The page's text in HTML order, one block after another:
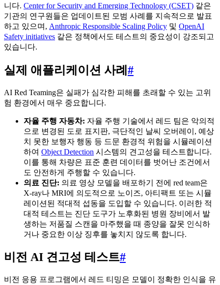
니다. Center for Security and Emerging Technology (CSET) 같은
기관의 연구원들은 업데이트된 모범 사례를 지속적으로 발표
하고 있으며, Anthropic Responsible Scaling Policy 및 OpenAI
Safety initiatives 같은 정책에서도 테스트의 중요성이 강조되고
있습니다.
실제 애플리케이션 사례 #
AI Red Teaming은 실패가 심각한 피해를 초래할 수 있는 고위
험 환경에서 매우 중요합니다.
자율 주행 자동차: 자율 주행 기술에서 레드 팀은 악의적
으로 변경된 도로 표지판, 극단적인 날씨 오버레이, 예상
치 못한 보행자 행동 등 드문 환경적 위험을 시뮬레이션
하여 Object Detection 시스템의 견고성을 테스트합니다.
이를 통해 차량은 표준 훈련 데이터를 벗어난 조건에서
도 안전하게 주행할 수 있습니다.
의료 진단: 의료 영상 모델을 배포하기 전에 red team은
X-ray나 MRI에 의도적으로 노이즈, 아티팩트 또는 시뮬
레이션된 적대적 섭동을 도입할 수 있습니다. 이러한 적
대적 테스트는 진단 도구가 노후화된 병원 장비에서 발
생하는 저품질 스캔을 마주했을 때 종양을 잘못 인식하
거나 중요한 이상 징후를 놓치지 않도록 합니다.
비전 AI 견고성 테스트#
비전 응용 프로그램에서 레드 티밍은 모델이 정확한 인식을 유